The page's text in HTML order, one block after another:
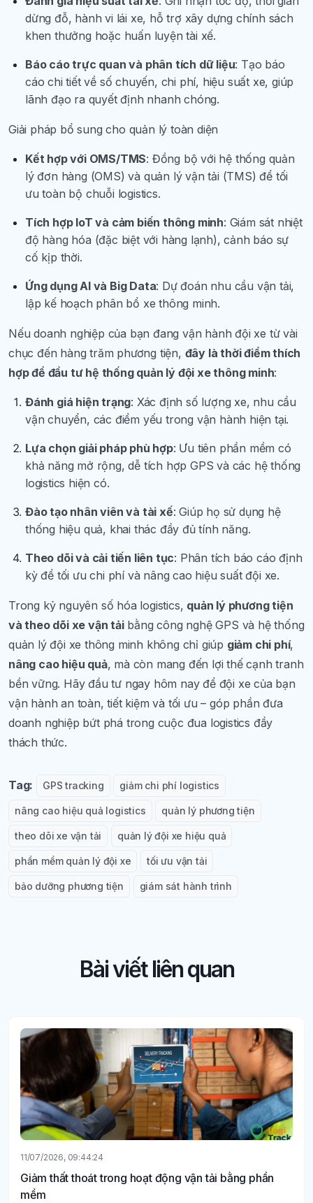
dừng đỗ, hành vi lái xe, hỗ trợ xây dựng chính sách
khen thưởng hoặc huấn luyện tài xế.
Báo cáo trực quan và phân tích dữ liệu: Tạo báo
cáo chi tiết về số chuyến, chi phí, hiệu suất xe, giúp
lãnh đạo ra quyết định nhanh chóng.
Giải pháp bổ sung cho quản lý toàn diện
Kết hợp với OMS/TMS: Đồng bộ với hệ thống quản
lý đơn hàng (OMS) và quản lý vận tải (TMS) để tối
ưu toàn bộ chuỗi logistics.
Tích hợp IoT và cảm biến thông minh: Giám sát nhiệt
độ hàng hóa (đặc biệt với hàng lạnh), cảnh báo sự
cố kịp thời.
Ứng dụng AI và Big Data: Dự đoán nhu cầu vận tải,
lập kế hoạch phân bổ xe thông minh.
Nếu doanh nghiệp của bạn đang vận hành đội xe từ vài
chục đến hàng trăm phương tiện, đây là thời điểm thích
hợp để đầu tư hệ thống quản lý đội xe thông minh:
Đánh giá hiện trạng: Xác định số lượng xe, nhu cầu
vận chuyển, các điểm yếu trong vận hành hiện tại.
Lựa chọn giải pháp phù hợp: Ưu tiên phần mềm có
khả năng mở rộng, dễ tích hợp GPS và các hệ thống
logistics hiện có.
Đào tạo nhân viên và tài xế: Giúp họ sử dụng hệ
thống hiệu quả, khai thác đầy đủ tính năng.
Theo dõi và cải tiến liên tục: Phân tích báo cáo định
kỳ để tối ưu chi phí và nâng cao hiệu suất đội xe.
Trong kỷ nguyên số hóa logistics, quản lý phương tiện
và theo dõi xe vận tảibằng công nghệ GPS và hệ thống
quản lý đội xe thông minh không chỉ giúp giảm chi phí,
nâng cao hiệu quả, mà còn mang đến lợi thế cạnh tranh
bền vững. Hãy đầu tư ngay hôm nay để đội xe của bạn
vận hành an toàn, tiết kiệm và tối ưu – góp phần đưa
doanh nghiệp bứt phá trong cuộc đua logistics đầy
thách thức.
Tag: GPS tracking giảm chi phí logistics
nâng cao hiệu quả logistics quản lý phương tiện
theo dõi xe vận tải quản lý đội xe hiệu quả
phần mềm quản lý đội xe tối ưu vận tải
bảo dưỡng phương tiện giám sát hành trình
Bài viết liên quan
11/07/2026, 09:38:08
Phân tích chi phí vận tải bằng phần mềm quản lý vận
tải